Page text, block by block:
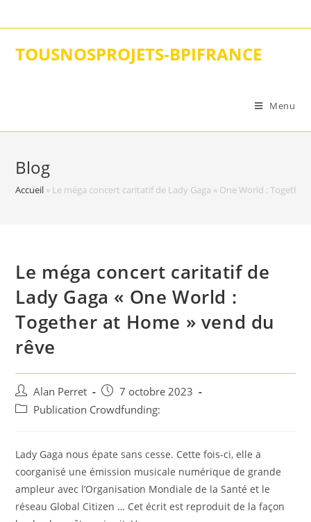
to
TOUSNOSPROJETS-BPIFRANCE
Menu
Blog
Accueil » Le méga concert caritatif de Lady Gaga « One World :
Le méga concert caritatif de
Lady Gaga « One World :
Together at Home » vend du
rêve
Auteur/autrice
de
Alan Perret
Post
published:
7 octobre 2023
PostPublication Crowdfunding:
Lady Gaga nous épate sans cesse. Cette fois-ci, elle a
coorganisé une émission musicale numérique de grande
ampleur avec l’Organisation Mondiale de la Santé et le
réseau Global Citizen … Cet écrit est reproduit de la façon